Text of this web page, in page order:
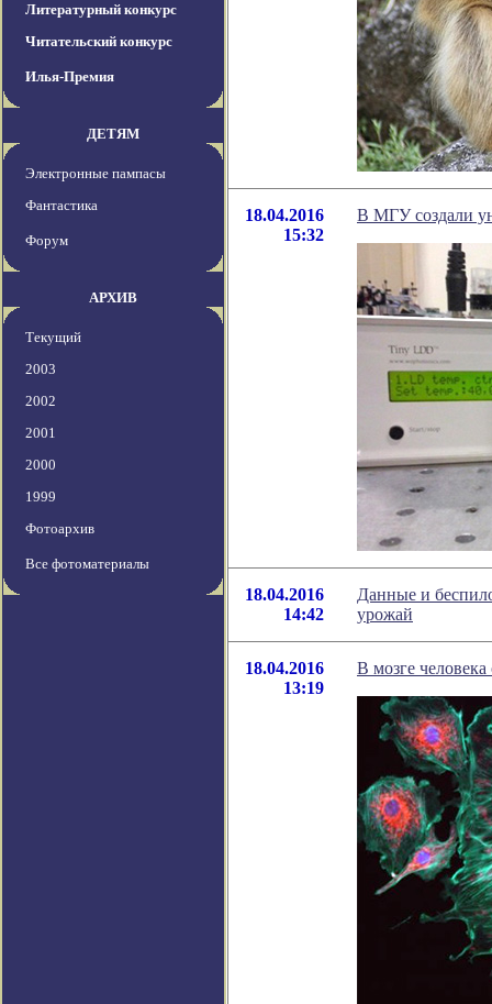
Литературный конкурс
Читательский конкурс
Илья-Премия
ДЕТЯМ
Электронные пампасы
Фантастика
Форум
АРХИВ
Текущий
2003
2002
2001
2000
1999
Фотоархив
Все фотоматериалы
18.04.2016
15:32
В МГУ создали
18.04.2016
14:42
Данные и
урожай
18.04.2016
13:19
В мозге